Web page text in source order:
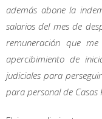
además abone la
salarios del mes de
remuneración que
apercibimiento de
judiciales para
para personal de Casas